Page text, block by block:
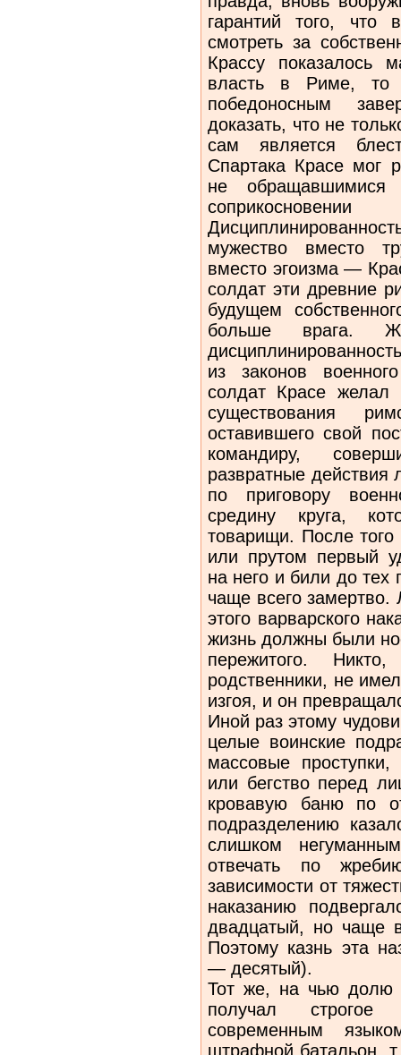
гарантий того,
смотреть за
Крассу показалось
власть в Риме,
победоносным
доказать, что не
сам является
Спартака Красе мог
не
мужество вместо
вместо эгоизма —
солдат эти древние
будущем
больше врага.
из законов
солдат Красе
существования
оставившего свой
командиру,
развратные действия
по приговору
средину круга,
товарищи. После
или прутом первый
на него и били до
чаще всего
этого варварского
жизнь должны были
пережитого.
родственники, не
изгоя, и он
Иной раз этому
целые воинские
массовые
или бегство перед
кровавую баню по
подразделению
слишком
отвечать по
зависимости от
наказанию
двадцатый, но чаще
Поэтому казнь эта
— десятый).
Тот же, на чью долю
получал
современным
штрафной батальон,